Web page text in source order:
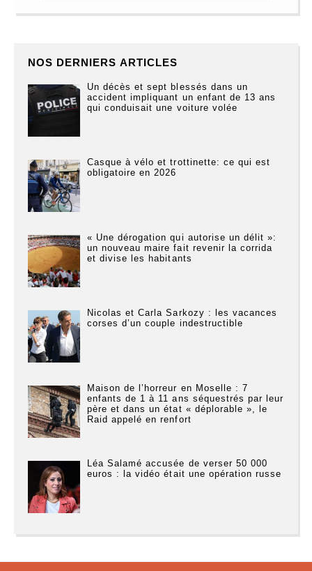
NOS DERNIERS ARTICLES
Un décès et sept blessés dans un
accident impliquant un enfant de 13 ans
qui conduisait une voiture volée
Casque à vélo et trottinette: ce qui est
obligatoire en 2026
« Une dérogation qui autorise un délit »:
un nouveau maire fait revenir la corrida
et divise les habitants
Nicolas et Carla Sarkozy : les vacances
corses d’un couple indestructible
Maison de l’horreur en Moselle : 7
enfants de 1 à 11 ans séquestrés par leur
père et dans un état « déplorable », le
Raid appelé en renfort
Léa Salamé accusée de verser 50 000
euros : la vidéo était une opération russe